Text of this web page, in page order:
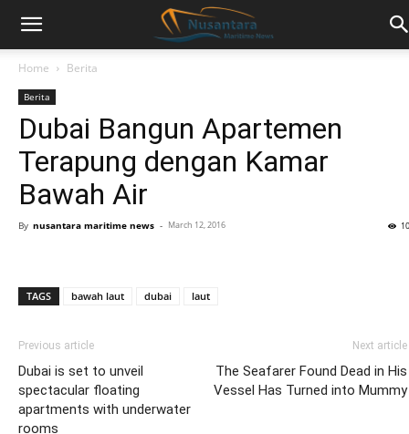
Home Berita
Berita
Dubai Bangun Apartemen
Terapung dengan Kamar
Bawah Air
By nusantara maritime news - March 12, 2016
TAGS bawah laut dubai laut
Previous article
Dubai is set to unveil
spectacular floating
apartments with underwater
rooms
Next article
The Seafarer Found Dead in His
Vessel Has Turned into Mummy